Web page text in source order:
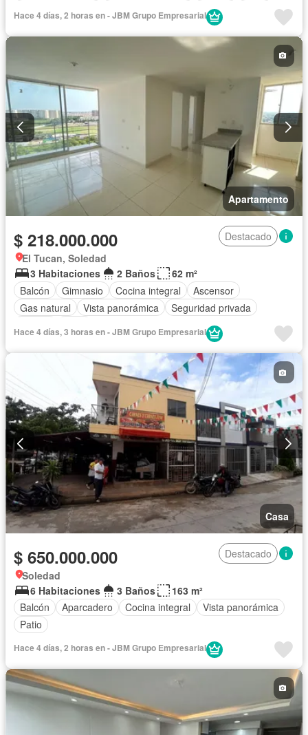
Piscina
Hace 4 días, 2 horas en - JBM Grupo Empresarial
Apartamento
$ 218.000.000
Destacado
El Tucan, Soledad
3 Habitaciones
2 Baños
62 m²
Balcón
Gimnasio Cocina integral
Ascensor
Gas natural
Vista panorámica
Seguridad privada
Hace 4 días, 3 horas en - JBM Grupo Empresarial
Casa
$ 650.000.000
Destacado
Soledad
6 Habitaciones
3 Baños
163 m²
Balcón
Aparcadero Cocina integral
Vista panorámica
Patio
Hace 4 días, 2 horas en - JBM Grupo Empresarial